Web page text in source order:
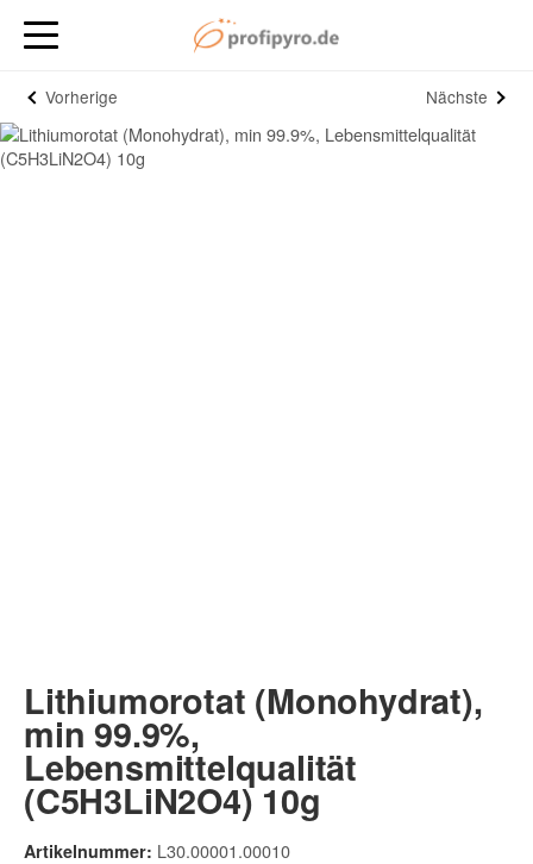
Vorherige Nächste
Lithiumorotat (Monohydrat),
min 99.9%,
Lebensmittelqualität
(C5H3LiN2O4) 10g
Artikelnummer: L30.00001.00010